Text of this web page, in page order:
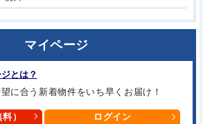
マイページ
とは？
に合う 新着物件をいち早くお届け！
） ログイン